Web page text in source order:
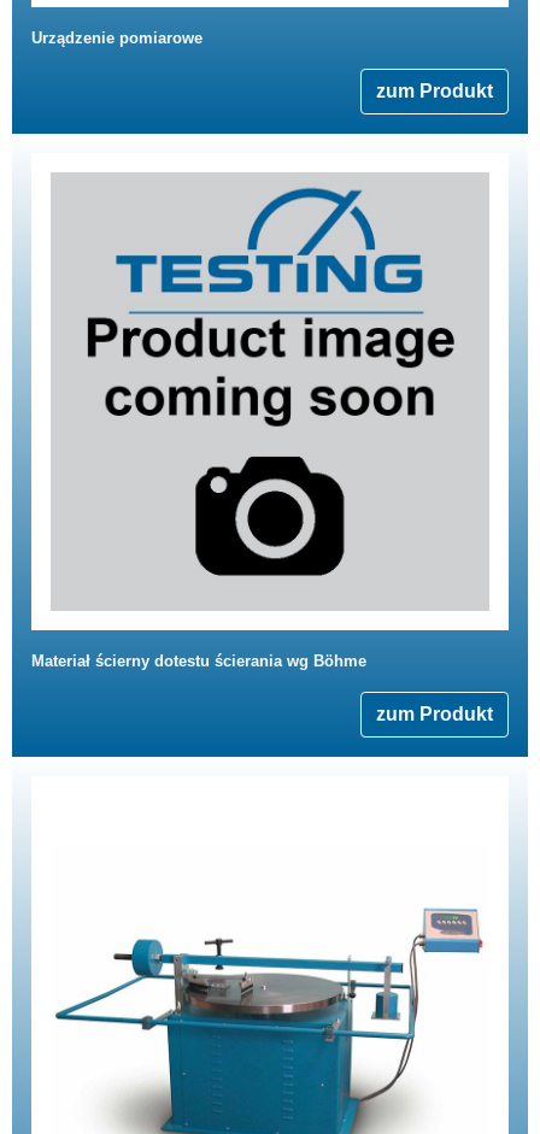
Urządzenie pomiarowe
zum Produkt
Materiał ścierny dotestu ścierania wg Böhme
zum Produkt